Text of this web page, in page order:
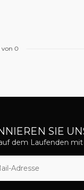
von 0
SIE
dem Laufenden